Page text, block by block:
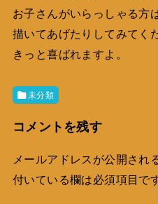
お子さんがいらっしゃる方
描いてあげたりしてみてく
きっと喜ばれますよ。
未分類
コメントを残す
メールアドレスが公開され
付いている欄は必須項目で